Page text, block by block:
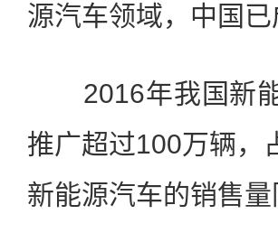
源汽车领域，中国
2016年我国新能
推广超过100万辆，
新能源汽车的销售